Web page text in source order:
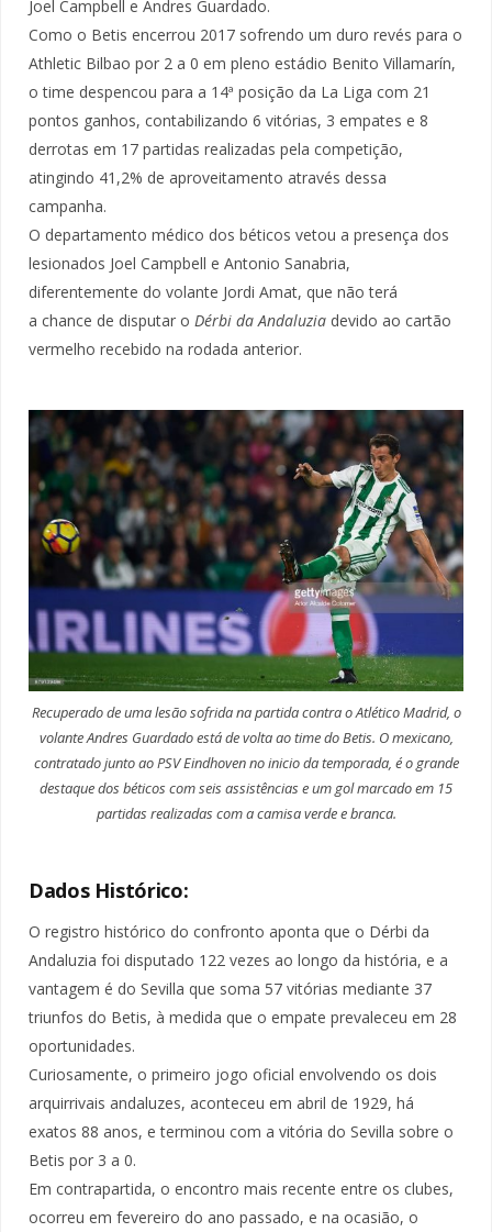
Joel Campbell e Andres Guardado.
Como o Betis encerrou 2017 sofrendo um duro revés para o
Athletic Bilbao por 2 a 0 em pleno estádio Benito Villamarín,
o time despencou para a 14ª posição da La Liga com 21
pontos ganhos, contabilizando 6 vitórias, 3 empates e 8
derrotas em 17 partidas realizadas pela competição,
atingindo 41,2% de aproveitamento através dessa
campanha.
O departamento médico dos béticos vetou a presença dos
lesionados Joel Campbell e Antonio Sanabria,
diferentemente do volante Jordi Amat, que não terá
a chance de disputar o Dérbi da Andaluzia devido ao cartão
vermelho recebido na rodada anterior.
Recuperado de uma lesão sofrida na partida contra o Atlético Madrid, o
volante Andres Guardado está de volta ao time do Betis. O mexicano,
contratado junto ao PSV Eindhoven no inicio da temporada, é o grande
destaque dos béticos com seis assistências e um gol marcado em 15
partidas realizadas com a camisa verde e branca.
Dados Histórico:
O registro histórico do confronto aponta que o Dérbi da
Andaluzia foi disputado 122 vezes ao longo da história, e a
vantagem é do Sevilla que soma 57 vitórias mediante 37
triunfos do Betis, à medida que o empate prevaleceu em 28
oportunidades.
Curiosamente, o primeiro jogo oficial envolvendo os dois
arquirrivais andaluzes, aconteceu em abril de 1929, há
exatos 88 anos, e terminou com a vitória do Sevilla sobre o
Betis por 3 a 0.
Em contrapartida, o encontro mais recente entre os clubes,
ocorreu em fevereiro do ano passado, e na ocasião, o